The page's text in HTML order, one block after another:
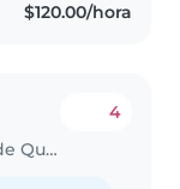
$120.00/hora
Niñera en Santiago de Querétaro
4